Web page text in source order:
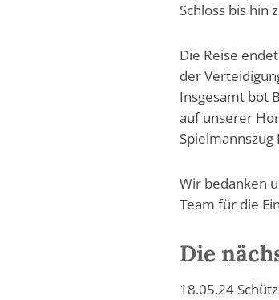
Schloss bis hin
Die Reise
der
Insgesamt bot
auf unserer
Spielmannszug
Wir bedanken
Team für die
Die
18.05.24